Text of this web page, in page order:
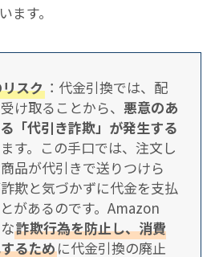
ます。
スク ：代金引換では、配
け取ることから、 悪意のあ
「代引き詐欺」が発生する
す。この手口では、注文し
品が代引きで送りつけら
欺と気づかずに代金を支払
があるのです。Amazon
詐欺行為を防止し、消費
るために代金引換の廃止